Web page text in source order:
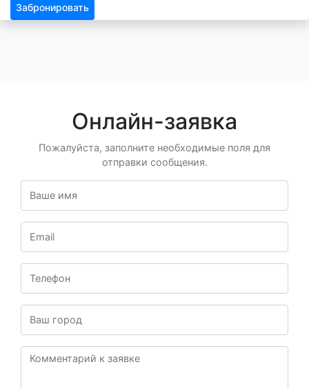
Забронировать
Онлайн-заявка
Пожалуйста, заполните необходимые поля для
отправки сообщения.